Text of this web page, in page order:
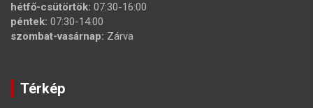
hétfő-csütörtök: 07:30-16:00
péntek: 07:30-14:00
szombat-vasárnap: Zárva
Térkép